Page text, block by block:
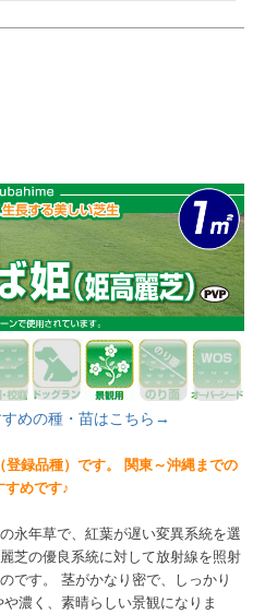
めの種・苗はこちら→
録品種）です。 関東～沖縄までの
すめです♪
の永年草で、紅葉が遅い変異系統を選
芝の優良系統に対して放射線を照射
です。 茎がかなり密で、しっかり
濃く、素晴らしい景観になりま